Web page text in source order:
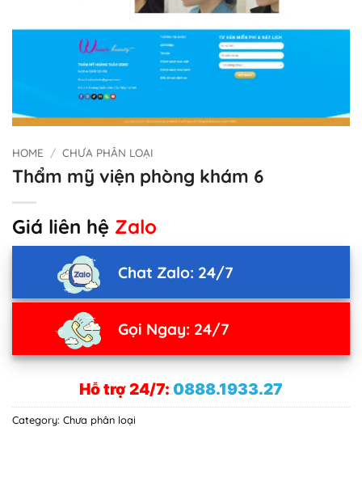
HOME / CHƯA PHÂN LOẠI
Thẩm mỹ viện phòng khám 6
Giá liên hệ Zalo
Chat Zalo: 24/7
Gọi Ngay: 24/7
Hỗ trợ 24/7: 0888.1933.27
Category: Chưa phân loại